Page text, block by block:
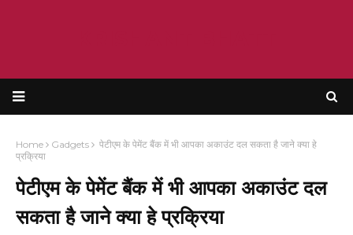
Home Gadgets
पेटीएम के पेमेंट बैंक में भी आपका अकाउंट दल सकता है जाने क्या हे
प्रक्रिया
पेटीएम के पेमेंट बैंक में भी आपका अकाउंट दल
सकता है जाने क्या हे प्रक्रिया